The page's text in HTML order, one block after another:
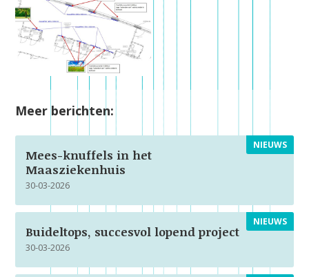
Meer berichten:
NIEUWS
Mees-knuffels in het
Maasziekenhuis
30-03-2026
NIEUWS
Buideltops, succesvol lopend project
30-03-2026